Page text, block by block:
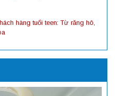
hàng tuổi teen: Từ răng hô,